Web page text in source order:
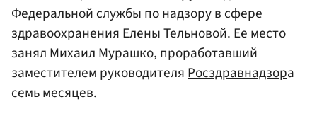
Федеральной службы по надзору в сфере
здравоохранения Елены Тельновой. Ее место
занял Михаил Мурашко, проработавший
заместителем руководителя Росздравнадзора
семь месяцев.